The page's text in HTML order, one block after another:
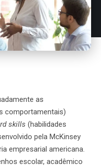
as
comportamentais)
skills (habilidades
pela McKinsey
empresarial americana.
escolar, acadêmico